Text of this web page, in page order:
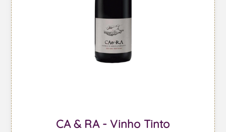
CA & RA - Vinho Tinto